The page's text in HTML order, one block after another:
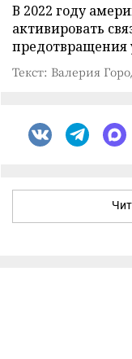
В 2022 году
активировать
предотвращения
Текст: Валерия